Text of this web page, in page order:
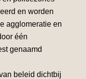
en worden
agglomeratie en
één
genaamd
beleid dichtbij